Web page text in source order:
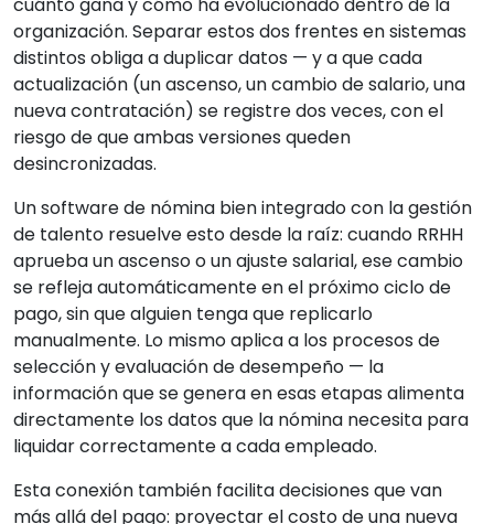
organización. Separar estos dos frentes en sistemas
distintos obliga a duplicar datos — y a que cada
actualización (un ascenso, un cambio de salario, una
nueva contratación) se registre dos veces, con el
riesgo de que ambas versiones queden
desincronizadas.
Un software de nómina bien integrado con la gestión
de talento resuelve esto desde la raíz: cuando RRHH
aprueba un ascenso o un ajuste salarial, ese cambio
se refleja automáticamente en el próximo ciclo de
pago, sin que alguien tenga que replicarlo
manualmente. Lo mismo aplica a los procesos de
selección y evaluación de desempeño — la
información que se genera en esas etapas alimenta
directamente los datos que la nómina necesita para
liquidar correctamente a cada empleado.
Esta conexión también facilita decisiones que van
más allá del pago: proyectar el costo de una nueva